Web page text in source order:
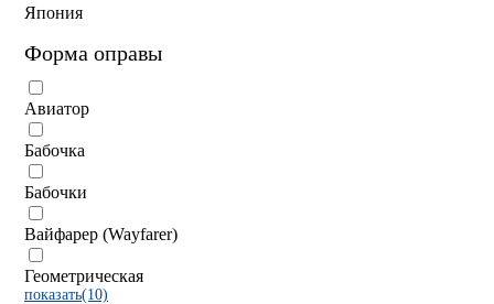
Япония
Форма оправы
Авиатор
Бабочка
Бабочки
Вайфарер (Wayfarer)
Геометрическая
показать(10)